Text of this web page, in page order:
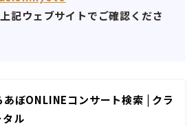
記ウェブサイトでご確認くださ
ぼONLINEコンサート検索 | クラ
ル